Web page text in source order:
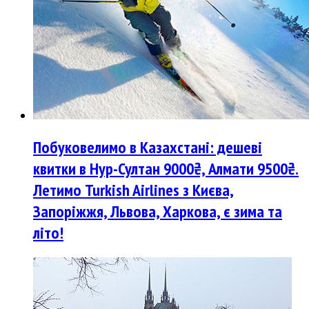
Побуковелимо в Казахстані: дешеві
квитки в Нур-Султан 9000₴, Алмати 9500₴.
Летимо Turkish Airlines з Києва,
Запоріжжя, Львова, Харкова, є зима та
літо!